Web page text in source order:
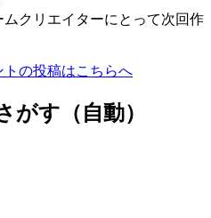
クリエイターにとって次回作
の投稿はこちらへ
がす（自動）